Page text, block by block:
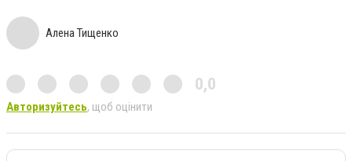
Алена Тищенко
0,0
Авторизуйтесь, щоб оцінити